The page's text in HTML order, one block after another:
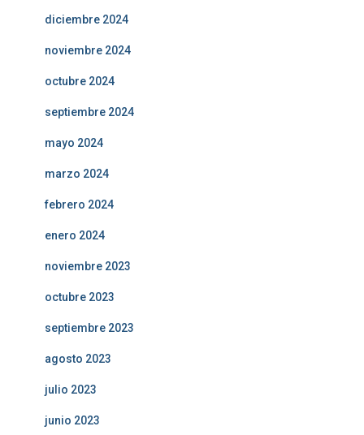
diciembre 2024
noviembre 2024
octubre 2024
septiembre 2024
mayo 2024
marzo 2024
febrero 2024
enero 2024
noviembre 2023
octubre 2023
septiembre 2023
agosto 2023
julio 2023
junio 2023